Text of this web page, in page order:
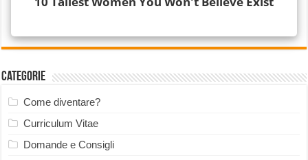
Categorie
Come diventare?
Curriculum Vitae
Domande e Consigli